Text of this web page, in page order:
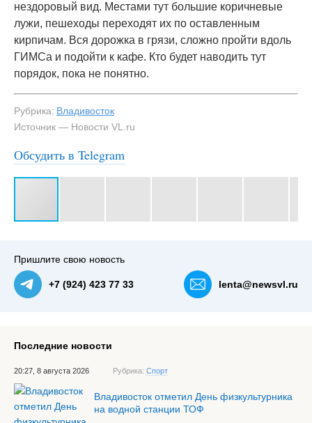
нездоровый вид. Местами тут большие коричневые
лужи, пешеходы переходят их по оставленным
кирпичам. Вся дорожка в грязи, сложно пройти вдоль
ГИМСа и подойти к кафе. Кто будет наводить тут
порядок, пока не понятно.
Рубрика: Владивосток
Источник — Новости VL.ru
Обсудить в Telegram
Пришлите свою новость
+7 (924) 423 77 33 lenta@newsvl.ru
Последние новости
20:27, 8 августа 2026 Рубрика: Спорт
Владивосток отметил День физкультурника
на водной станции ТОФ